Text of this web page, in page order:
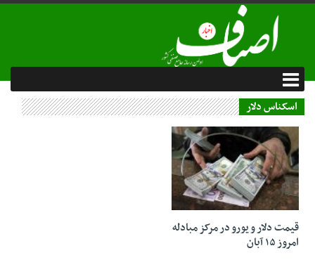
اسکناس دلار
قیمت دلار و یورو در مرکز مبادله
امروز ۱۵ آبان